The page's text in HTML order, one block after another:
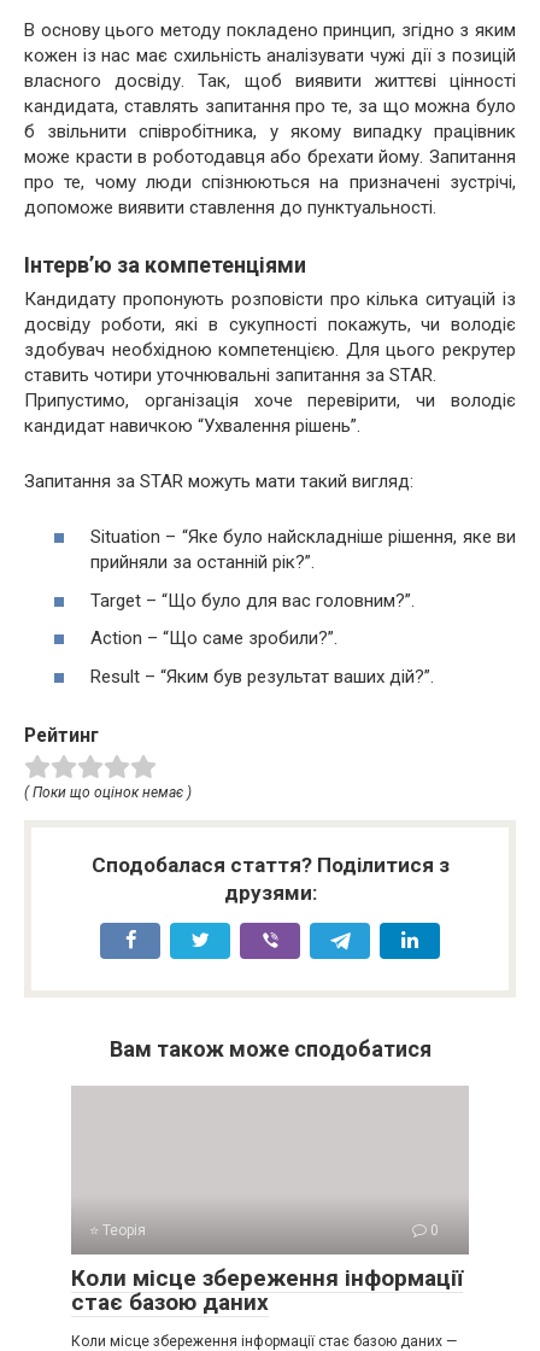
В основу цього методу покладено принцип, згідно з яким
кожен із нас має схильність аналізувати чужі дії з позицій
власного досвіду. Так, щоб виявити життєві цінності
кандидата, ставлять запитання про те, за що можна було
б звільнити співробітника, у якому випадку працівник
може красти в роботодавця або брехати йому. Запитання
про те, чому люди спізнюються на призначені зустрічі,
допоможе виявити ставлення до пунктуальності.
Інтерв’ю за компетенціями
Кандидату пропонують розповісти про кілька ситуацій із
досвіду роботи, які в сукупності покажуть, чи володіє
здобувач необхідною компетенцією. Для цього рекрутер
ставить чотири уточнювальні запитання за STAR.
Припустимо, організація хоче перевірити, чи володіє
кандидат навичкою “Ухвалення рішень”.
Запитання за STAR можуть мати такий вигляд:
Situation – “Яке було найскладніше рішення, яке ви
прийняли за останній рік?”.
Target – “Що було для вас головним?”.
Action – “Що саме зробили?”.
Result – “Яким був результат ваших дій?”.
Рейтинг
( Поки що оцінок немає )
Сподобалася стаття? Поділитися з
друзями:
Вам також може сподобатися
⭐ Теорія 0
Коли місце збереження інформації
стає базою даних
Коли місце збереження інформації стає базою даних —